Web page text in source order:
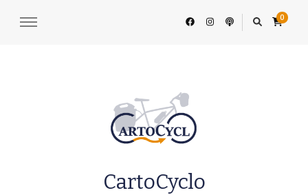
0
CartoCyclo